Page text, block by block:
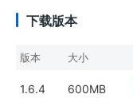
下载版本
版本 大小
1.6.4 600MB